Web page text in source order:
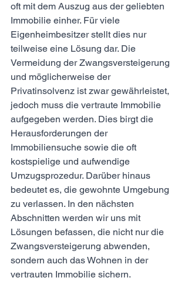
oft mit dem Auszug aus der geliebten
Immobilie einher. Für viele
Eigenheimbesitzer stellt dies nur
teilweise eine Lösung dar. Die
Vermeidung der Zwangsversteigerung
und möglicherweise der
Privatinsolvenz ist zwar gewährleistet,
jedoch muss die vertraute Immobilie
aufgegeben werden. Dies birgt die
Herausforderungen der
Immobiliensuche sowie die oft
kostspielige und aufwendige
Umzugsprozedur. Darüber hinaus
bedeutet es, die gewohnte Umgebung
zu verlassen. In den nächsten
Abschnitten werden wir uns mit
Lösungen befassen, die nicht nur die
Zwangsversteigerung abwenden,
sondern auch das Wohnen in der
vertrauten Immobilie sichern.